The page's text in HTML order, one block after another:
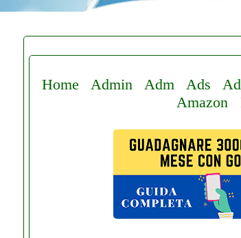
Home Admin Adm Ads
Amazon